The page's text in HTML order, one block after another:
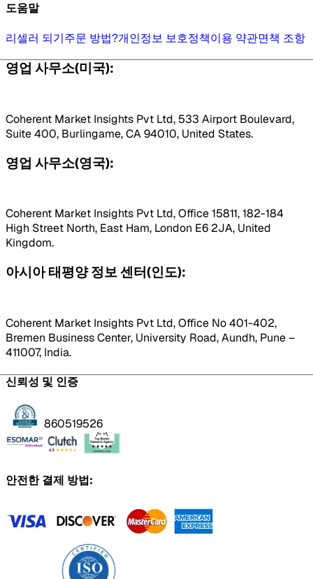
도움말
리셀러 되기주문 방법?개인정보 보호정책이용 약관면책 조항
영업 사무소(미국):
Coherent Market Insights Pvt Ltd, 533 Airport Boulevard,
Suite 400, Burlingame, CA 94010, United States.
영업 사무소(영국):
Coherent Market Insights Pvt Ltd, Office 15811, 182-184
High Street North, East Ham, London E6 2JA, United
Kingdom.
아시아 태평양 정보 센터(인도):
Coherent Market Insights Pvt Ltd, Office No 401-402,
Bremen Business Center, University Road, Aundh, Pune –
411007, India.
신뢰성 및 인증
860519526
안전한 결제 방법: